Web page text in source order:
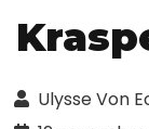
Ulysse Von